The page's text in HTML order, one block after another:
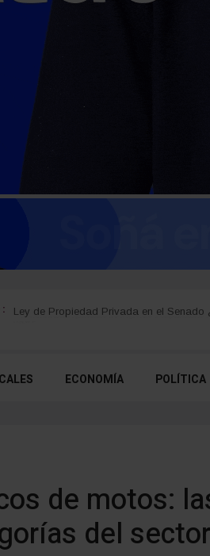
El Senado aprobó la Ley de Propiedad
ECONOMÍA POLÍTICA
de motos:
del sector